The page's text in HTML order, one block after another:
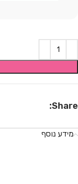
Share:
מידע נוסף